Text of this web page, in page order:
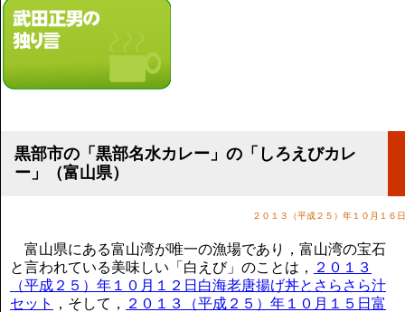
Home
所属弁護士
法律相談案内
リンク集
気をつけたい法律のポイント
武田正男の独り言
黒部市の「黒部名水カレー」の「しろえびカレ
ー」（富山県）
２０１３（平成２５）年１０月１６日
富山県にある富山湾が唯一の漁場であり，富山湾の宝石
と言われている美味しい「白えび」のことは，
２０１３
（平成２５）年１０月１２日白海老唐揚げ丼とさらさら汁
セット
，そして，
２０１３（平成２５）年１０月１５日富